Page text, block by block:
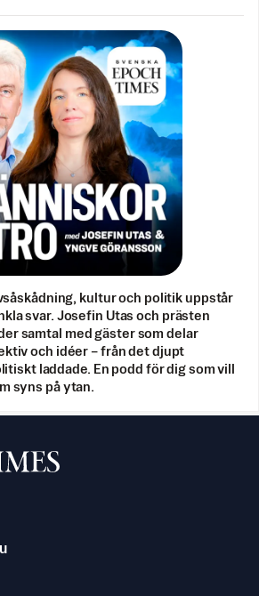
kultur och politik uppstår
svar. Josefin Utas och prästen
samtal med gäster som delar
och idéer – från det djupt
laddade. En podd för dig som vill
syns på ytan.
Times